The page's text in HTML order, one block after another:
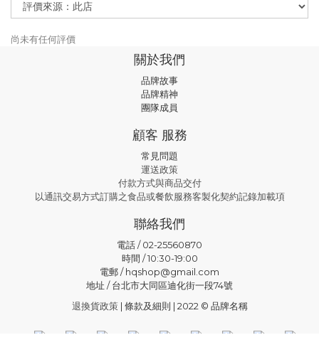
尚未有任何評價
關於我們
品牌故事
品牌精神
團隊成員
顧客 服務
常見問題
運送政策
付款方式與商品交付
以通訊交易方式訂購之食品或餐飲服務客製化契約記錄加載項
聯絡我們
電話 / 02-25560870
時間 / 10:30-19:00
電郵 / hqshop@gmail.com
地址 / 台北市大同區迪化街一段74號
退換貨政策| 條款及細則 | 2022 © 品牌名稱